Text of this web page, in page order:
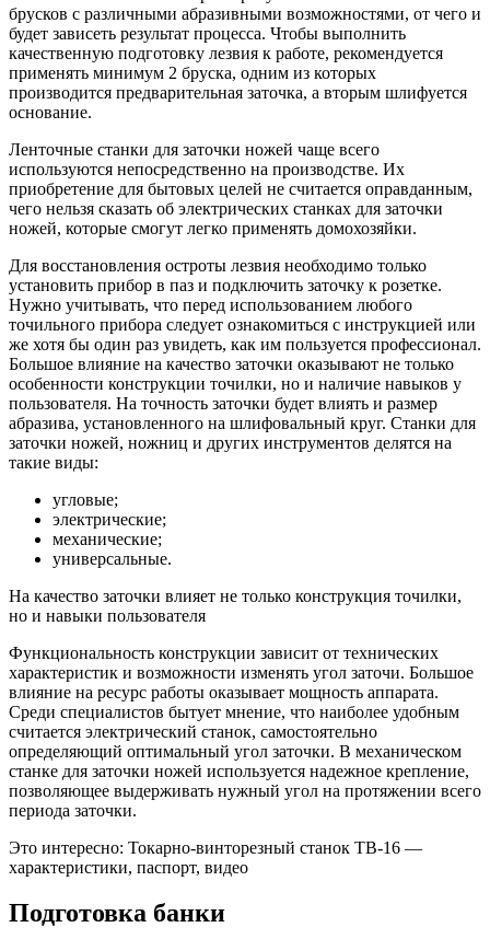
брусков с различными абразивными возможностями, от чего и
будет зависеть результат процесса. Чтобы выполнить
качественную подготовку лезвия к работе, рекомендуется
применять минимум 2 бруска, одним из которых
производится предварительная заточка, а вторым шлифуется
основание.
Ленточные станки для заточки ножей чаще всего
используются непосредственно на производстве. Их
приобретение для бытовых целей не считается оправданным,
чего нельзя сказать об электрических станках для заточки
ножей, которые смогут легко применять домохозяйки.
Для восстановления остроты лезвия необходимо только
установить прибор в паз и подключить заточку к розетке.
Нужно учитывать, что перед использованием любого
точильного прибора следует ознакомиться с инструкцией или
же хотя бы один раз увидеть, как им пользуется профессионал.
Большое влияние на качество заточки оказывают не только
особенности конструкции точилки, но и наличие навыков у
пользователя. На точность заточки будет влиять и размер
абразива, установленного на шлифовальный круг. Станки для
заточки ножей, ножниц и других инструментов делятся на
такие виды:
угловые;
электрические;
механические;
универсальные.
На качество заточки влияет не только конструкция точилки,
но и навыки пользователя
Функциональность конструкции зависит от технических
характеристик и возможности изменять угол заточи. Большое
влияние на ресурс работы оказывает мощность аппарата.
Среди специалистов бытует мнение, что наиболее удобным
считается электрический станок, самостоятельно
определяющий оптимальный угол заточки. В механическом
станке для заточки ножей используется надежное крепление,
позволяющее выдерживать нужный угол на протяжении всего
периода заточки.
Это интересно: Токарно-винторезный станок ТВ-16 —
характеристики, паспорт, видео
Подготовка банки